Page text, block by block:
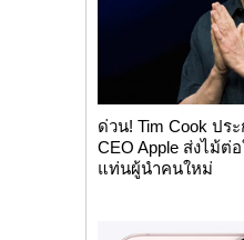
ด่วน! Tim Cook ปร
CEO Apple ส่งไม้ต่
แท่นผู้นำคนใหม่